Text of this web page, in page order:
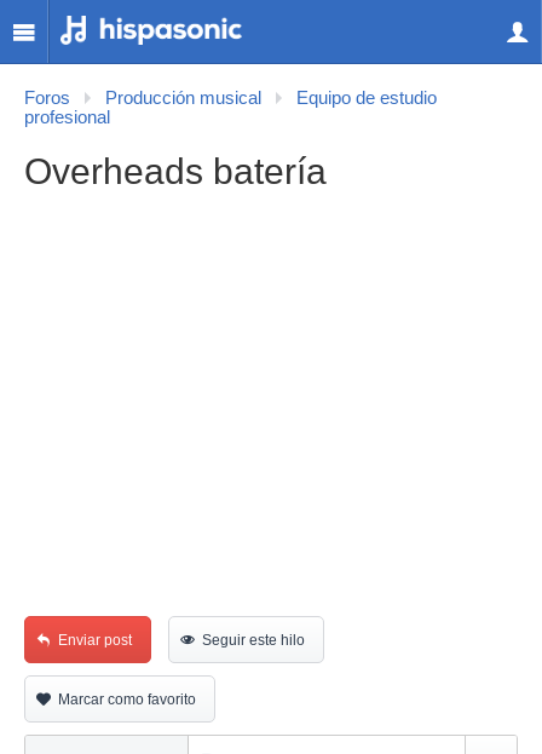
Foros Producción musical
Equipo de estudio
profesional
Overheads batería
Enviar post Seguir este hilo
Marcar como favorito